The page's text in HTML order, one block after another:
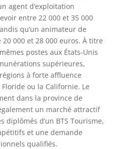
agent d’exploitation
entre 22 000 et 35 000
qu’un animateur de
000 et 28 000 euros. À titre
postes aux États-Unis
supérieures,
à forte affluence
ou la Californie. Le
dans la province de
un marché attractif
diplômés d’un BTS Tourisme,
et une demande
qualifiés.